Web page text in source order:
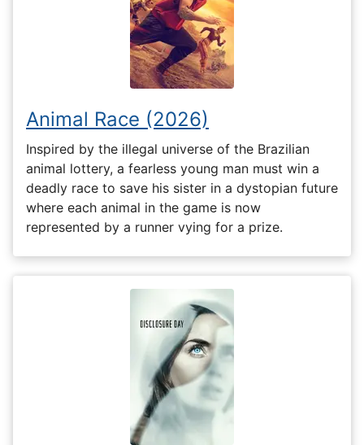
Animal Race (2026)
Inspired by the illegal universe of the Brazilian
animal lottery, a fearless young man must win a
deadly race to save his sister in a dystopian future
where each animal in the game is now
represented by a runner vying for a prize.